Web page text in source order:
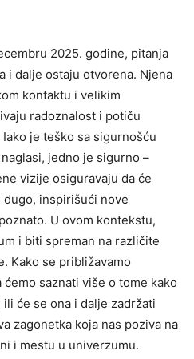
2025. godine, pitanja
i dalje ostaju otvorena. Njena
kontaktu i velikim
radoznalost i potiču
Iako je teško sa sigurnošću
jedno je sigurno –
vizije osiguravaju da će
inspirišući nove
U ovom kontekstu,
i biti spreman na različite
Kako se približavamo
saznati više o tome kako
će se ona i dalje zadržati
zagonetka koja nas poziva na
i mestu u univerzumu.